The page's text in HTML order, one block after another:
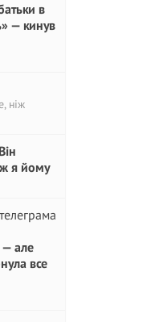
в
— кинув
ніж
я йому
— але
все